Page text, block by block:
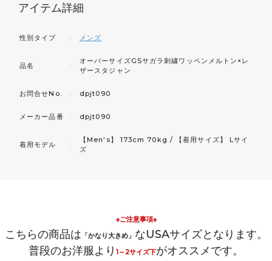
アイテム詳細
性別タイプ ： メンズ
品名 ：
オーバーサイズGSサガラ刺繍ワッペンメルトン×レ
ザースタジャン
お問合せNo. ： dpjt090
メーカー品番 ： dpjt090
着用モデル ：
【Men's】 173cm 70kg / 【着用サイズ】 Lサイ
ズ
※ご注意事項※
こちらの商品は 「かなり大きめ」 なUSAサイズとなります。
普段のお洋服より 1～2サイズ下がオススメです。